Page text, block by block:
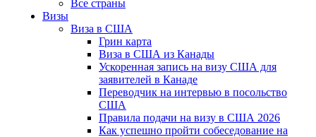
Все страны
Визы
Виза в США
Грин карта
Виза в США из Канады
Ускоренная запись на визу США для
заявителей в Канаде
Переводчик на интервью в посольство
США
Правила подачи на визу в США 2026
Как успешно пройти собеседование на